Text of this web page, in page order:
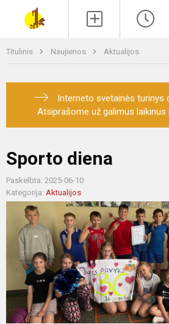
Titulinis Naujienos Aktualijos
Interneto svetainės turinys
Atsiprašome už galimus laikinus
Sporto diena
Paskelbta: 2025-06-10
Kategorija: Aktualijos